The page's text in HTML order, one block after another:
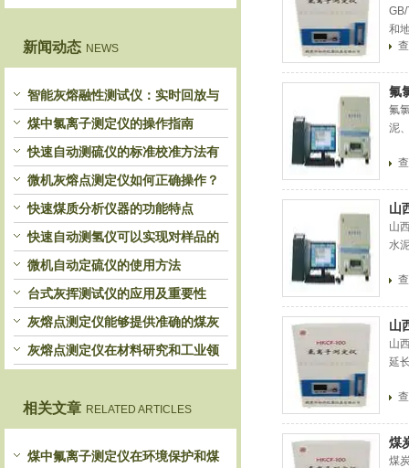
新闻动态 NEWS
智能灰熔融性测试仪：实时回放与
历史分析，解锁灰熔特性精准洞察
煤中氯离子测定仪的操作指南
快速自动测硫仪的标准校准方法有
哪些？
微机灰熔点测定仪如何正确操作？
快速煤质分析仪器的功能特点
快速自动测氢仪可以实现对样品的
自动处理和检测
微机自动定硫仪的使用方法
台式灰挥测试仪的应用及重要性
灰熔点测定仪能够提供准确的煤灰
熔融性参数
灰熔点测定仪在材料研究和工业领
相关文章 RELATED ARTICLES
煤中氟离子测定仪在环境保护和煤
和
氟
氟
泥
山
山
水
山
山
延
煤
煤